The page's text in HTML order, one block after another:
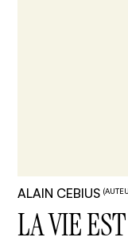
ALAIN CEBIUS
LA VIE